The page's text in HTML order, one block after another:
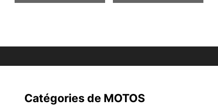
Catégories de MOTOS